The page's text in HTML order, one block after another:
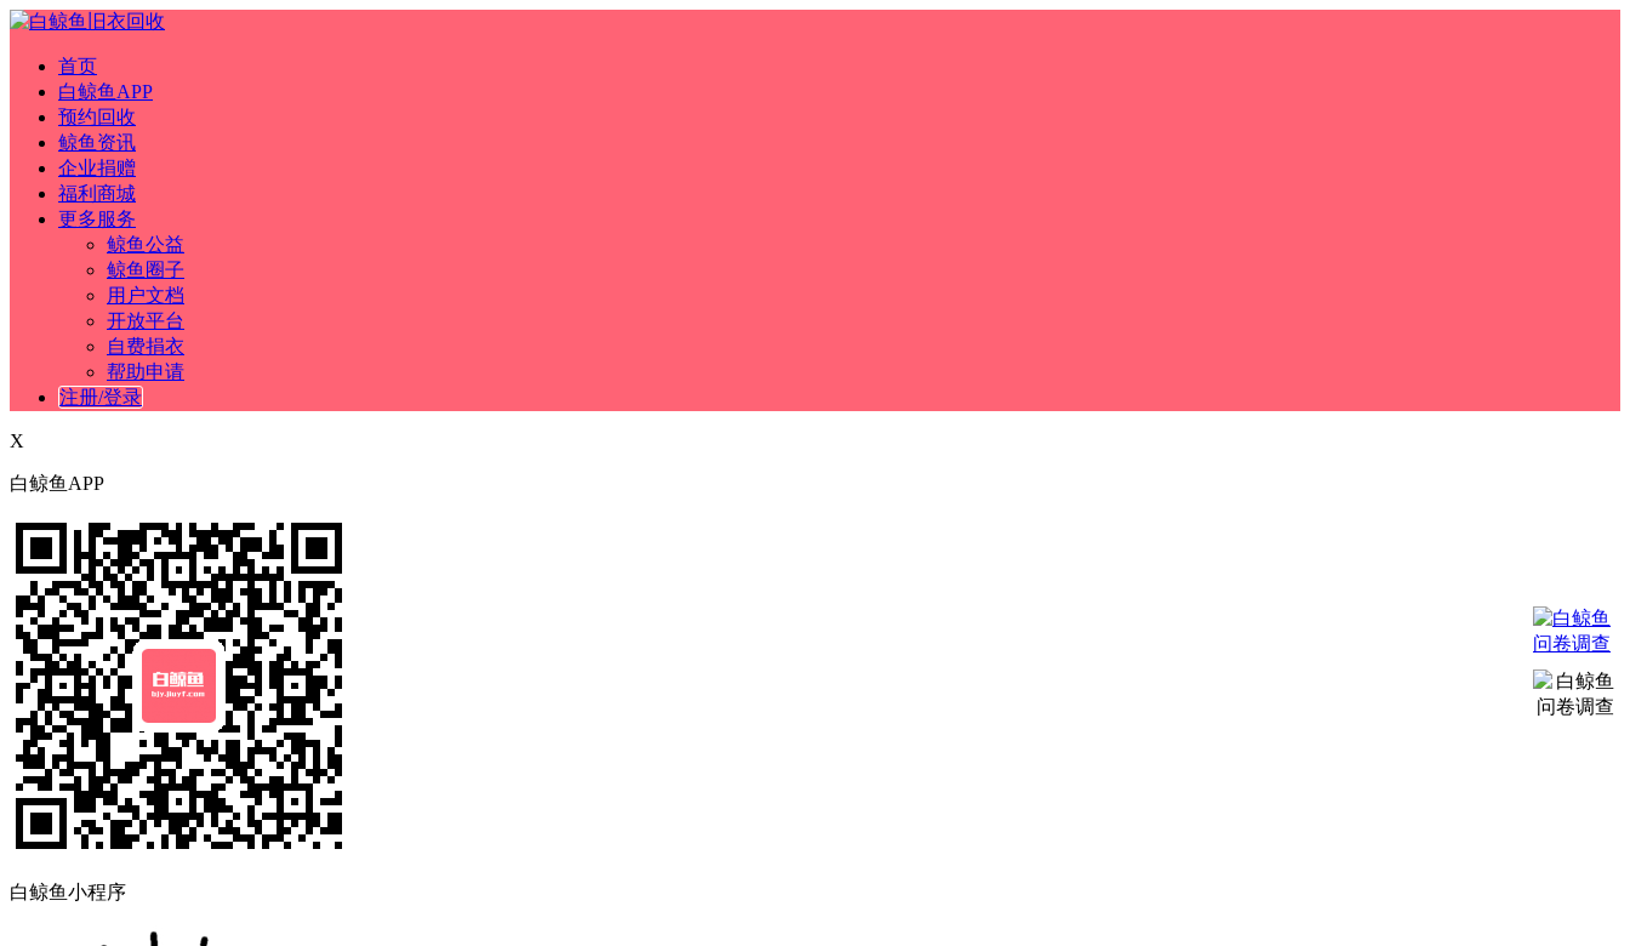
首页
白鲸鱼APP
预约回收
鲸鱼资讯
企业捐赠
福利商城
更多服务
鲸鱼公益
鲸鱼圈子
用户文档
开放平台
自费捐衣
帮助申请
注册/登录
X
白鲸鱼APP
白鲸鱼小程序